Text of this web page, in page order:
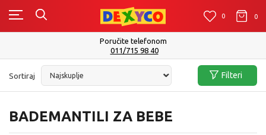
0 0 0
Poručite telefonom
011/715 98 40
BADEMANTILI ZA BEBE
Sortiraj Filteri